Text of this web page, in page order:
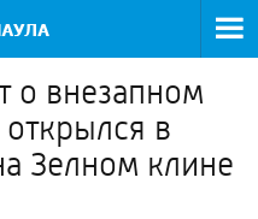
о внезапном
в
Зелном клине